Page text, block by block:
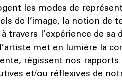
les modes de
de l’image, la notion de
travers l’expérience de sa
met en lumière la
régissent nos rapports
et/ou réflexives de